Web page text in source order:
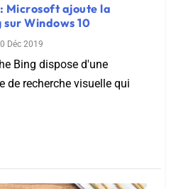
Microsoft ajoute la
Windows 10
Déc 2019
Bing dispose d'une
de recherche visuelle qui